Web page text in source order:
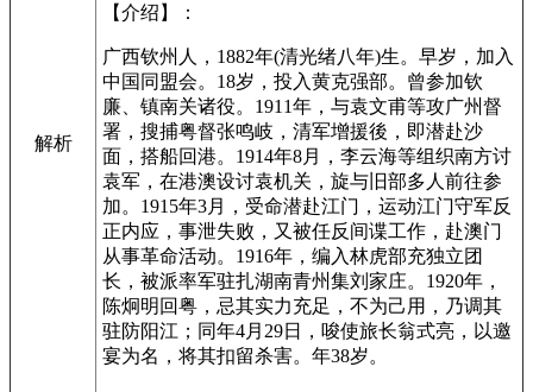
解析
【介绍】：
广西钦州人，1882年(清光绪八年)生。早岁，加入
中国同盟会。18岁，投入黄克强部。曾参加钦
廉、镇南关诸役。1911年，与袁文甫等攻广州督
署，搜捕粤督张鸣岐，清军增援後，即潜赴沙
面，搭船回港。1914年8月，李云海等组织南方讨
袁军，在港澳设讨袁机关，旋与旧部多人前往参
加。1915年3月，受命潜赴江门，运动江门守军反
正内应，事泄失败，又被任反间谍工作，赴澳门
从事革命活动。1916年，编入林虎部充独立团
长，被派率军驻扎湖南青州集刘家庄。1920年，
陈炯明回粤，忌其实力充足，不为己用，乃调其
驻防阳江；同年4月29日，唆使旅长翁式亮，以邀
宴为名，将其扣留杀害。年38岁。